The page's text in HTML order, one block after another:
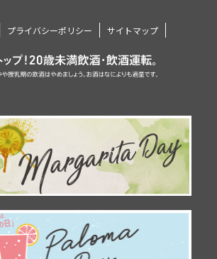
プライバシーポリシー サイトマップ